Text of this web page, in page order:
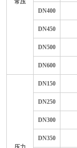
常压
DN400
DN450
DN500
DN600
DN150
DN250
DN300
DN350